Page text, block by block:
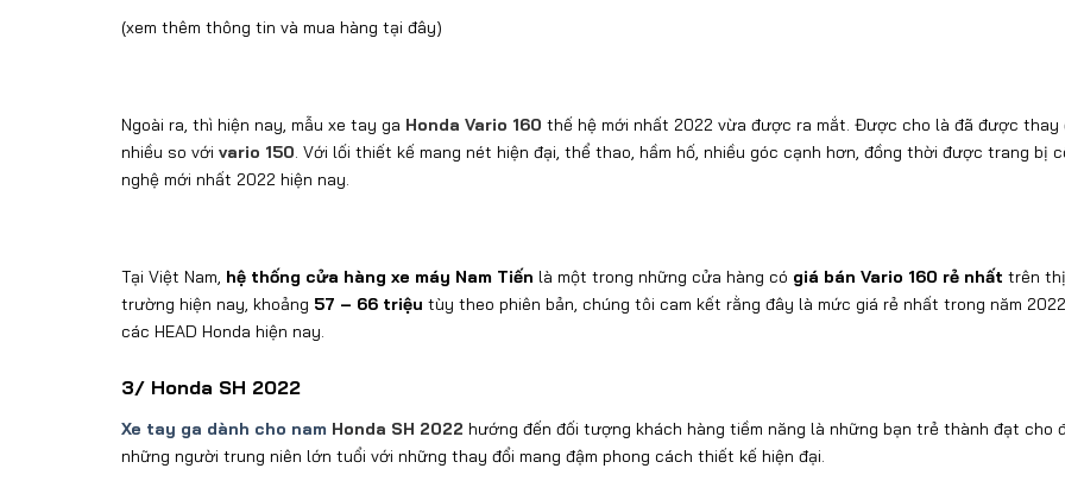
(xem thêm thông tin và mua hàng tại đây)
Ngoài ra, thì hiện nay, mẫu xe tay ga Honda Vario 160 thế hệ mới nhất 2022 vừa được ra mắt. Được cho là đã được thay
nhiều so với vario 150. Với lối thiết kế mang nét hiện đại, thể thao, hầm hố, nhiều góc cạnh hơn, đồng thời được trang bị
nghệ mới nhất 2022 hiện nay.
Tại Việt Nam, hệ thống cửa hàng xe máy Nam Tiến là một trong những cửa hàng có giá bán Vario 160 rẻ nhất trên thị
trường hiện nay, khoảng 57 – 66 triệu tùy theo phiên bản, chúng tôi cam kết rằng đây là mức giá rẻ nhất trong năm
các HEAD Honda hiện nay.
3/ Honda SH 2022
Xe tay ga dành cho nam Honda SH 2022 hướng đến đối tượng khách hàng tiềm năng là những bạn trẻ thành đạt cho
những người trung niên lớn tuổi với những thay đổi mang đậm phong cách thiết kế hiện đại.